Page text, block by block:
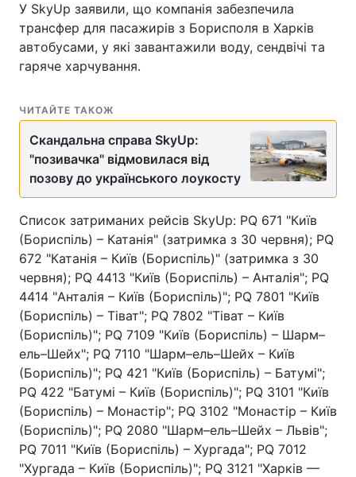
У SkyUp заявили, що компанія забезпечила
трансфер для пасажирів з Борисполя в Харків
автобусами, у які завантажили воду, сендвічі та
гаряче харчування.
ЧИТАЙТЕ ТАКОЖ
Скандальна справа SkyUp:
"позивачка" відмовилася від
позову до українського лоукосту
Список затриманих рейсів SkyUp: PQ 671 "Київ
(Бориспіль) – Катанія" (затримка з 30 червня); PQ
672 "Катанія – Київ (Бориспіль)" (затримка з 30
червня); PQ 4413 "Київ (Бориспіль) – Анталія"; PQ
4414 "Анталія – Київ (Бориспіль)"; PQ 7801 "Київ
(Бориспіль) – Тіват"; PQ 7802 "Тіват – Київ
(Бориспіль)"; PQ 7109 "Київ (Бориспіль) – Шарм–
ель–Шейх"; PQ 7110 "Шарм–ель–Шейх – Київ
(Бориспіль)"; PQ 421 "Київ (Бориспіль) – Батумі";
PQ 422 "Батумі – Київ (Бориспіль)"; PQ 3101 "Київ
(Бориспіль) – Монастір"; PQ 3102 "Монастір – Київ
(Бориспіль)"; PQ 2080 "Шарм–ель–Шейх – Львів";
PQ 7011 "Київ (Бориспіль) – Хургада"; PQ 7012
"Хургада – Київ (Бориспіль)"; PQ 3121 "Харків —